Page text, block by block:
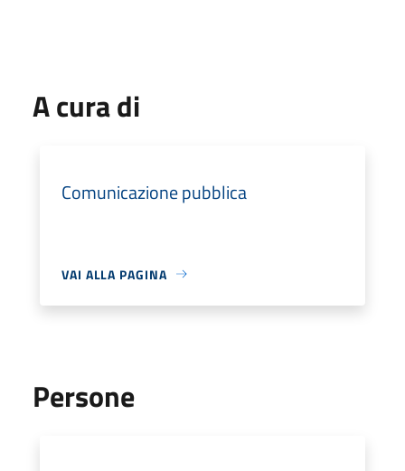
A cura di
Comunicazione pubblica
VAI ALLA PAGINA
Persone